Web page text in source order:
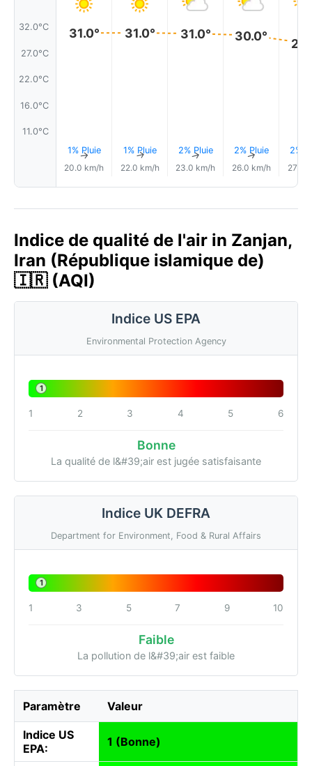
32.0°C
27.0°C
22.0°C
16.0°C
11.0°C
31.0°
1% Pluie
↑
20.0 km/h
31.0°
1% Pluie
↑
22.0 km/h
31.0°
2% Pluie
↑
23.0 km/h
30.0°
2% Pluie
↑
26.0 km/h
2%
27.0
Indice de qualité de l'air in Zanjan,
Iran (République islamique de)
🇮🇷 (AQI)
Indice US EPA
Environmental Protection Agency
1
1 2 3 4 5 6
Bonne
La qualité de l&#39;air est jugée satisfaisante
Indice UK DEFRA
Department for Environment, Food & Rural Affairs
1
1 3 5 7 9 10
Faible
La pollution de l&#39;air est faible
Paramètre Valeur
Indice US
EPA:
1 (Bonne)